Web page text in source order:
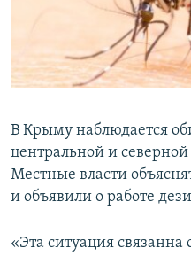
ПОБЕДИТЕЛЕЙ НЕ СУДЯТ?
КРЫМ.НЕПОКОРЕННЫЙ
ELIFBE
ПРИСОЕДИНЯЙТЕСЬ!
Все сайты RFE/RL
В Крыму наблюдается
центральной и северной
Местные власти
и объявили о работе
«Эта ситуация